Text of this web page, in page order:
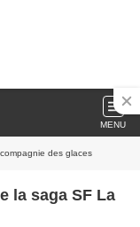
MENU
des glaces
la saga SF La